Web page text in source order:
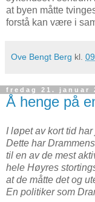
at byen måtte
forstå kan være i
Ove Bengt Berg kl.
fredag 21. januar
Å henge på
I løpet av kort tid
Dette har
til en av de mest
hele Høyres
at de måtte det og
En politiker som